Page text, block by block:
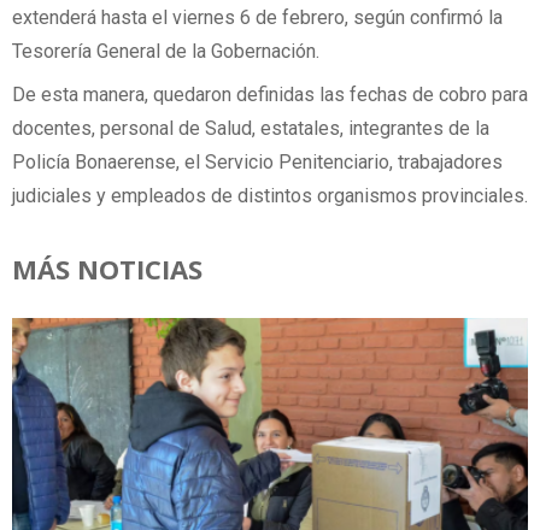
extenderá hasta el viernes 6 de febrero, según confirmó la
Tesorería General de la Gobernación.
De esta manera, quedaron definidas las fechas de cobro para
docentes, personal de Salud, estatales, integrantes de la
Policía Bonaerense, el Servicio Penitenciario, trabajadores
judiciales y empleados de distintos organismos provinciales.
MÁS NOTICIAS